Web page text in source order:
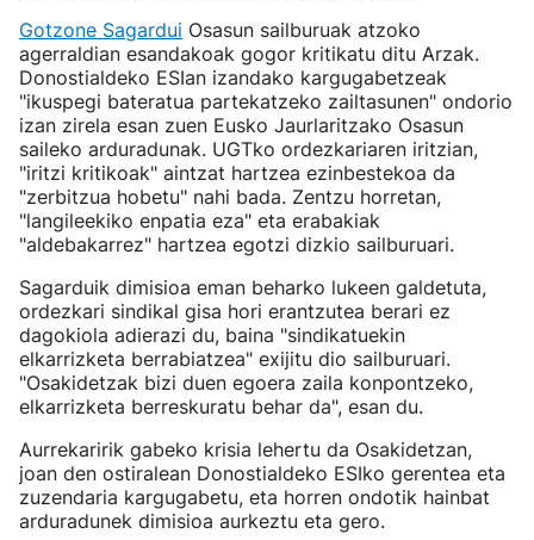
Gotzone Sagardui Osasun sailburuak atzoko
agerraldian esandakoak gogor kritikatu ditu Arzak.
Donostialdeko ESIan izandako kargugabetzeak
"ikuspegi bateratua partekatzeko zailtasunen" ondorio
izan zirela esan zuen Eusko Jaurlaritzako Osasun
saileko arduradunak. UGTko ordezkariaren iritzian,
"iritzi kritikoak" aintzat hartzea ezinbestekoa da
"zerbitzua hobetu" nahi bada. Zentzu horretan,
"langileekiko enpatia eza" eta erabakiak
"aldebakarrez" hartzea egotzi dizkio sailburuari.
Sagarduik dimisioa eman beharko lukeen galdetuta,
ordezkari sindikal gisa hori erantzutea berari ez
dagokiola adierazi du, baina "sindikatuekin
elkarrizketa berrabiatzea" exijitu dio sailburuari.
"Osakidetzak bizi duen egoera zaila konpontzeko,
elkarrizketa berreskuratu behar da", esan du.
Aurrekaririk gabeko krisia lehertu da Osakidetzan,
joan den ostiralean Donostialdeko ESIko gerentea eta
zuzendaria kargugabetu, eta horren ondotik hainbat
arduradunek dimisioa aurkeztu eta gero.